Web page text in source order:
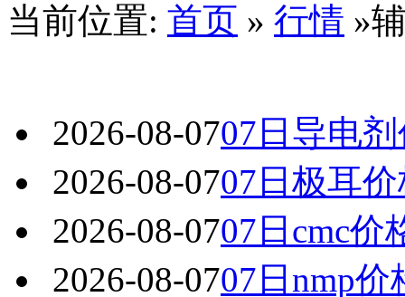
当前位置: 首页 » 行情 »
2026-08-0707日导电
2026-08-0707日极耳
2026-08-0707日cmc价
2026-08-0707日nmp价